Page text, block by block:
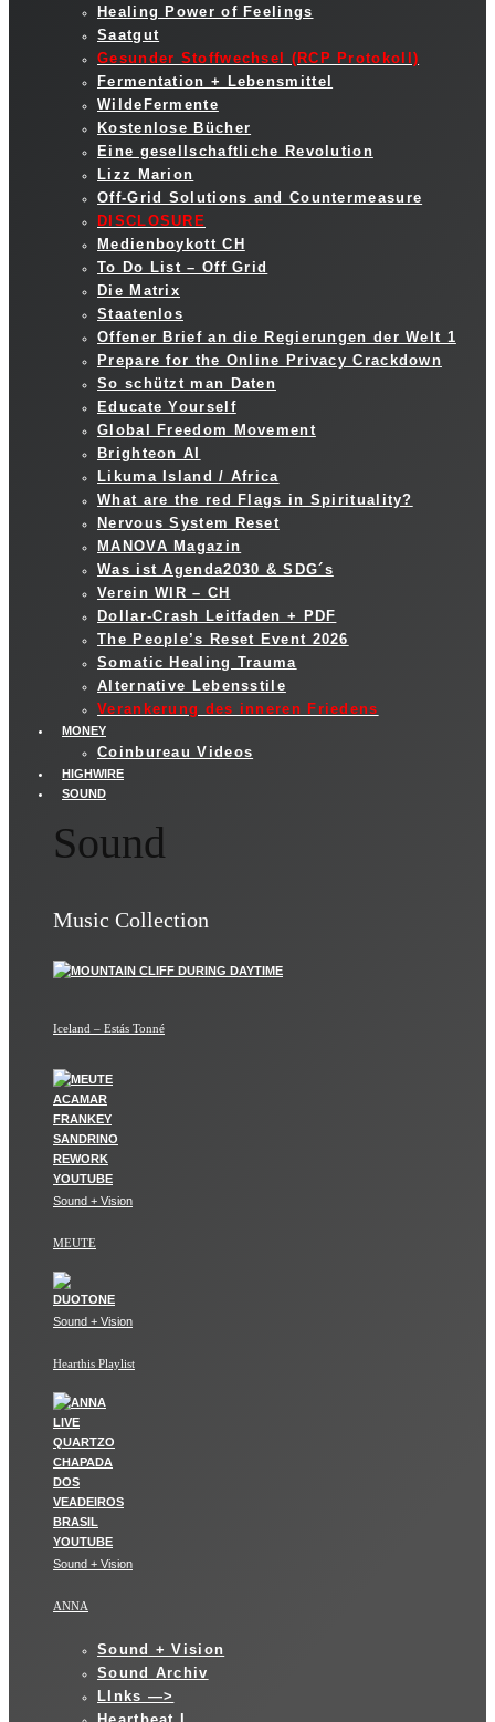
Healing Power of Feelings
Saatgut
Gesunder Stoffwechsel (RCP Protokoll)
Fermentation + Lebensmittel
WildeFermente
Kostenlose Bücher
Eine gesellschaftliche Revolution
Lizz Marion
Off-Grid Solutions and Countermeasure
DISCLOSURE
Medienboykott CH
To Do List – Off Grid
Die Matrix
Staatenlos
Offener Brief an die Regierungen der Welt 1
Prepare for the Online Privacy Crackdown
So schützt man Daten
Educate Yourself
Global Freedom Movement
Brighteon AI
Likuma Island / Africa
What are the red Flags in Spirituality?
Nervous System Reset
MANOVA Magazin
Was ist Agenda2030 & SDG´s
Verein WIR – CH
Dollar-Crash Leitfaden + PDF
The People’s Reset Event 2026
Somatic Healing Trauma
Alternative Lebensstile
Verankerung des inneren Friedens
MONEY
Coinbureau Videos
HIGHWIRE
SOUND
Sound
Music Collection
Iceland – Estás Tonné
Sound + Vision
MEUTE
Sound + Vision
Hearthis Playlist
Sound + Vision
ANNA
Sound + Vision
Sound Archiv
LInks —>